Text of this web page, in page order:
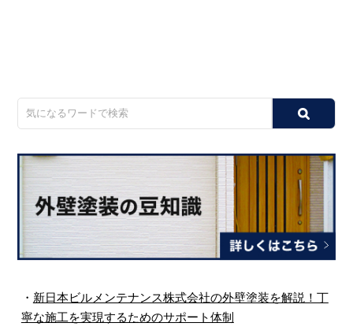
・ 新日本ビルメンテナンス株式会社の外壁塗装を解説！丁
寧な施工を実現するためのサポート体制